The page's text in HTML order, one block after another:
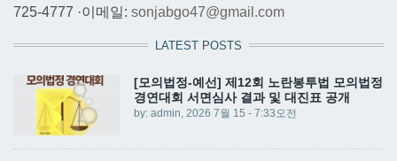
725-4777 ·이메일: sonjabgo47@gmail.com
LATEST POSTS
[모의법정-예선] 제12회 노란봉투법 모의법정
경연대회 서면심사 결과 및 대진표 공개
by: admin, 2026 7월 15 - 7:33오전